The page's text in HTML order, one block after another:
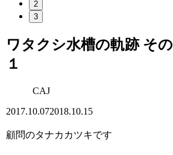
2
3
ワタクシ水槽の軌跡 その
１
CAJ
2017.10.072018.10.15
顧問のタナカカツキです